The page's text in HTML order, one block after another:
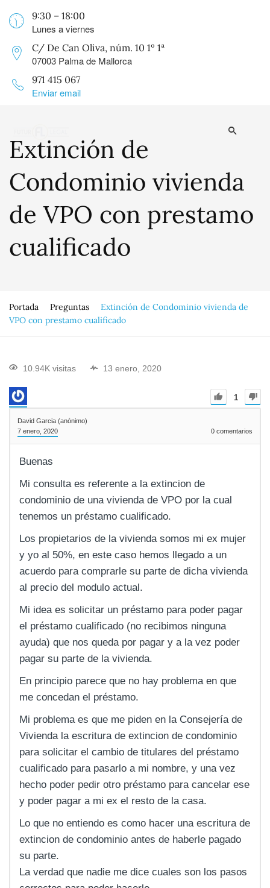
9:30 – 18:00
Lunes a viernes
C/ De Can Oliva, núm. 10 1º 1ª
07003 Palma de Mallorca
971 415 067
Enviar email
Extinción de
Condominio vivienda
de VPO con prestamo
cualificado
Portada Preguntas
Extinción de Condominio vivienda de
VPO con prestamo cualificado
10.94K visitas 13 enero, 2020
1
David Garcia (anónimo)
7 enero, 2020
0 comentarios
Buenas
Mi consulta es referente a la extincion de
condominio de una vivienda de VPO por la cual
tenemos un préstamo cualificado.
Los propietarios de la vivienda somos mi ex mujer
y yo al 50%, en este caso hemos llegado a un
acuerdo para comprarle su parte de dicha vivienda
al precio del modulo actual.
Mi idea es solicitar un préstamo para poder pagar
el préstamo cualificado (no recibimos ninguna
ayuda) que nos queda por pagar y a la vez poder
pagar su parte de la vivienda.
En principio parece que no hay problema en que
me concedan el préstamo.
Mi problema es que me piden en la Consejería de
Vivienda la escritura de extincion de condominio
para solicitar el cambio de titulares del préstamo
cualificado para pasarlo a mi nombre, y una vez
hecho poder pedir otro préstamo para cancelar ese
y poder pagar a mi ex el resto de la casa.
Lo que no entiendo es como hacer una escritura de
extincion de condominio antes de haberle pagado
su parte.
La verdad que nadie me dice cuales son los pasos